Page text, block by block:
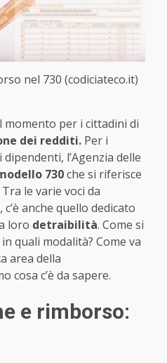
nel 730 (codiciateco.it)
momento per i cittadini di
dei redditi. Per i
l’Agenzia delle
730che si riferisce
le varie voci da
anche quello dedicato
loro detraibilità. Come si
quali modalità? Come va
area della
cosa c’è da sapere.
e rimborso: